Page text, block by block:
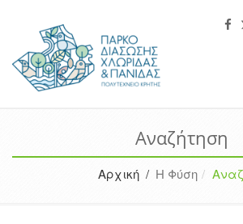
Αναζήτηση
Αρχική / Η Φύση